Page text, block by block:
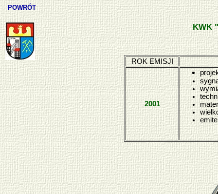
POWRÓT
KWK
ROK EMISJI
2001